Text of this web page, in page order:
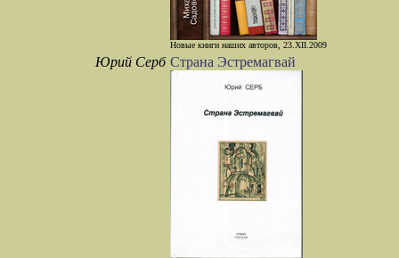
Новые книги наших авторов, 23.XII.2009
Юрий Серб Страна Эстремагвай